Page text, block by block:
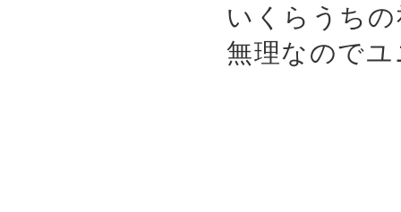
いくらうち
無理なので